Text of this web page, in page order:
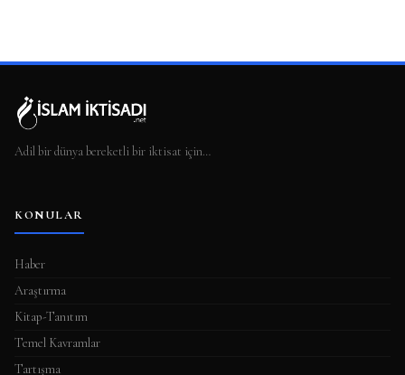
Adil bir dünya bereketli bir iktisat için…
KONULAR
Haber
Araştırma
Kitap-Tanıtım
Temel Kavramlar
Tartışma